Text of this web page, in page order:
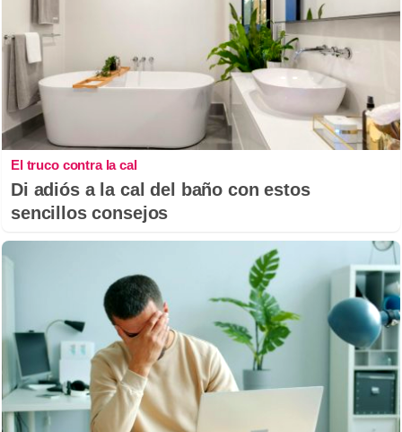
El truco contra la cal
Di adiós a la cal del baño con estos
sencillos consejos